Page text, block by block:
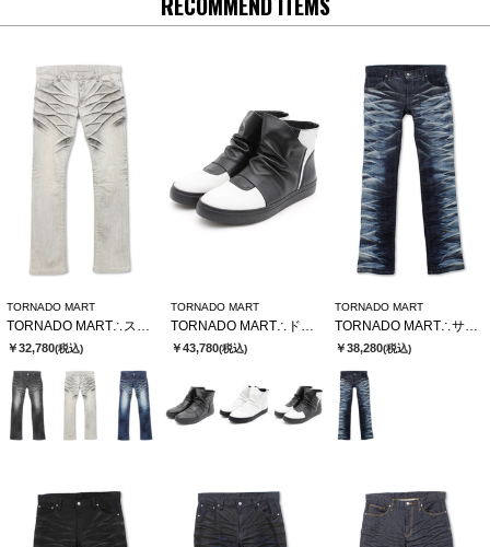
TORNADO MART
TORNADO MART∴ストロングダークダイシューカットデニム
￥32,780(税込)
TORNADO MART
TORNADO MART∴ドレーピングミドルスニーカー
￥43,780(税込)
TORNADO MART
TORNADO MART∴サイドタイガーシューカットデニム
￥38,280(税込)